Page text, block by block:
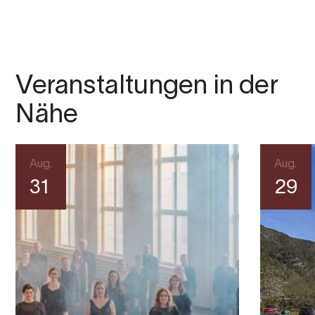
Veranstaltungen in der
Nähe
Aug.
31
Aug.
29